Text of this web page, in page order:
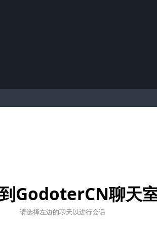
GodoterCN聊天室
请选择左边的聊天以进行会话